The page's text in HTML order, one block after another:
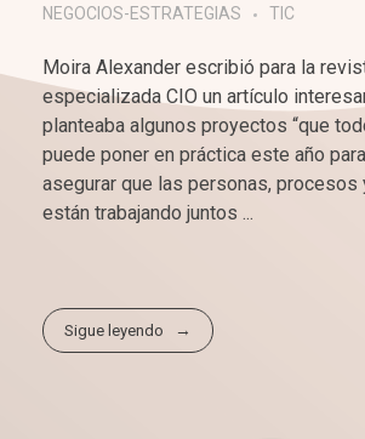
NEGOCIOS-ESTRATEGIAS
TIC
Moira Alexander escribió para la
especializada CIO un artículo
planteaba algunos proyectos “que
puede poner en práctica este año
asegurar que las personas, procesos
están trabajando juntos ...
Sigue leyendo